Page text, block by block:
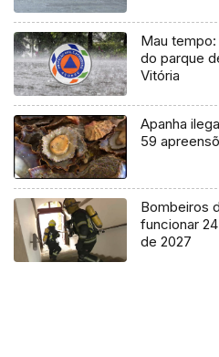
Mau
do parque
Vitória
Apanha
59
Bombeiros
funcionar
de 2027